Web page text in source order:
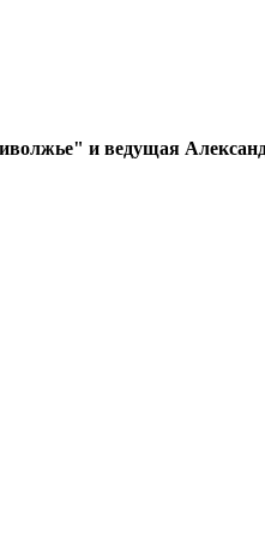
и ведущая